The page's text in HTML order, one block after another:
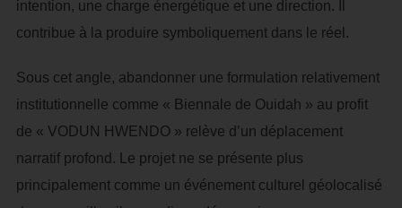
intention, une charge énergétique et une direction. Il
contribue à la produire symboliquement dans le réel.
Sous cet angle, abandonner une formulation relativement
institutionnelle comme « Biennale de Ouidah » au profit
de « VODUN HWENDO » relève d’un déplacement
narratif profond. Le projet ne se présente plus
principalement comme un événement culturel géolocalisé